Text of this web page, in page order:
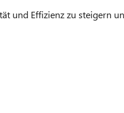
und Effizienz zu steigern